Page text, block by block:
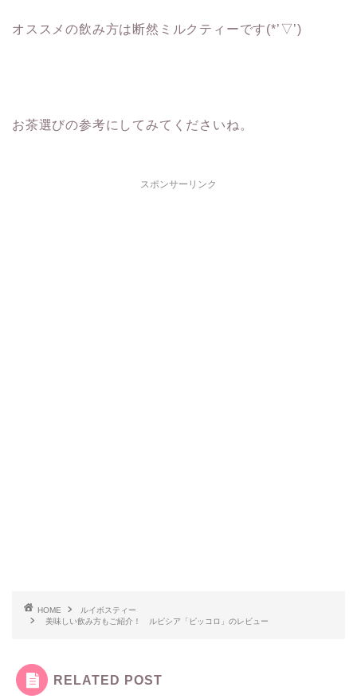
オススメの飲み方は断然ミルクティーです(*’▽’)
お茶選びの参考にしてみてくださいね。
スポンサーリンク
HOME
ルイボスティー
美味しい飲み方もご紹介！ ルピシア「ピッコロ」のレビュー
RELATED POST